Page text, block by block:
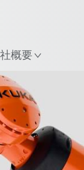
概要